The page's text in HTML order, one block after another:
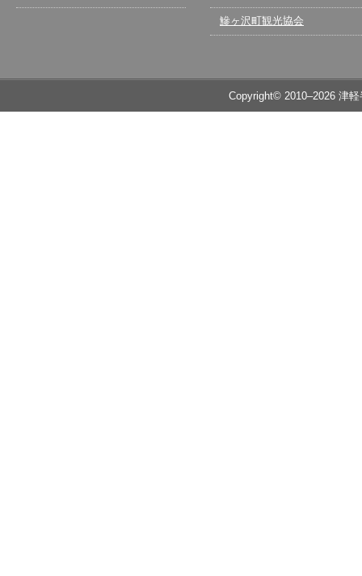
鰺ヶ沢町観光協会
Copyright© 2010–2026 津